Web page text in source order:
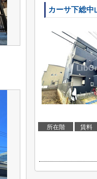
カーサ下総中
所在階 賃料